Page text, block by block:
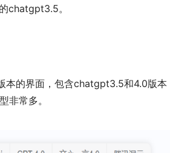
chatgpt3.5。
本的界面，包含chatgpt3.5和4.0版本
非常多。